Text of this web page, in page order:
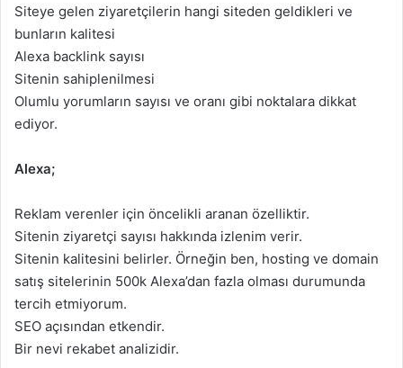
Siteye gelen ziyaretçilerin hangi siteden geldikleri ve
bunların kalitesi
Alexa backlink sayısı
Sitenin sahiplenilmesi
Olumlu yorumların sayısı ve oranı gibi noktalara dikkat
ediyor.
Alexa;
Reklam verenler için öncelikli aranan özelliktir.
Sitenin ziyaretçi sayısı hakkında izlenim verir.
Sitenin kalitesini belirler. Örneğin ben, hosting ve domain
satış sitelerinin 500k Alexa’dan fazla olması durumunda
tercih etmiyorum.
SEO açısından etkendir.
Bir nevi rekabet analizidir.